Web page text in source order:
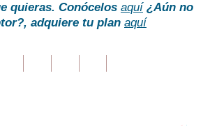
quieras. Conócelos aquí ¿Aún no
, adquiere tu plan aquí